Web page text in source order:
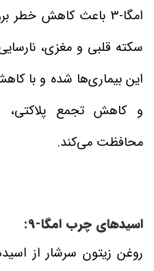
امگا-3 باعث کاهش خطر
سکته قلبی و مغزی،
این بیماری‌‌ها شده و با
و کاهش تجمع پلاکتی،
محافظت می‌کند.
اسیدهای چرب امگا-9: